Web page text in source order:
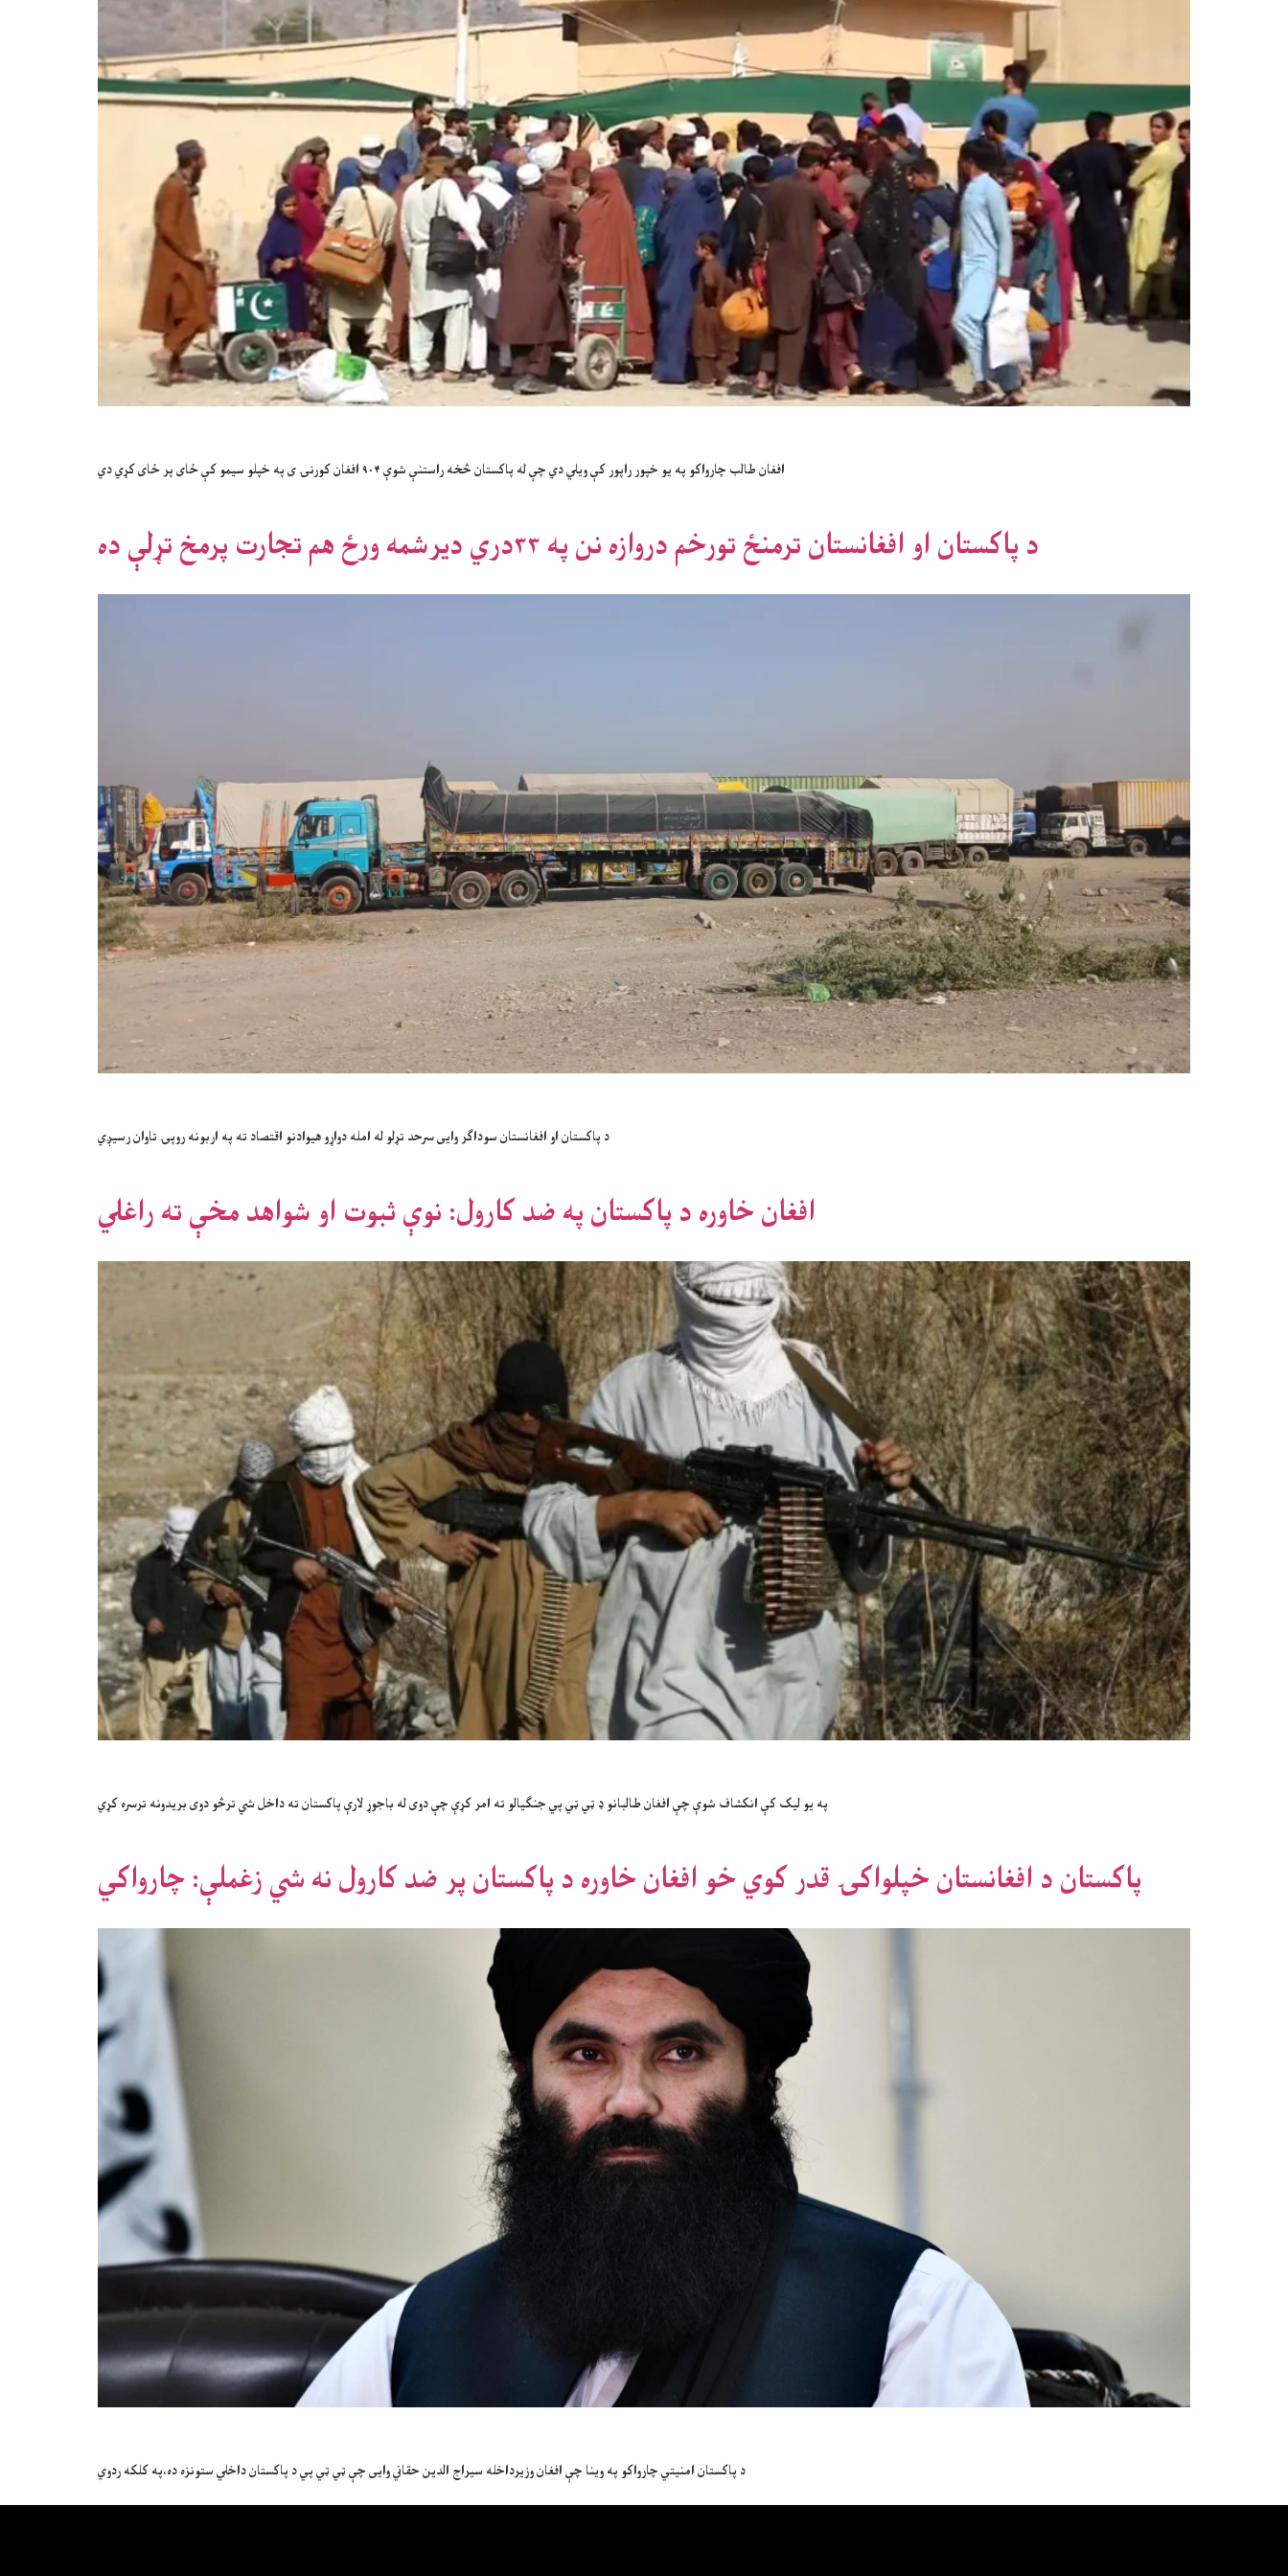
افغان طالب چارواکو په یو خپور راپور کې ویلي دي چې له پاکستان څخه راستنې شوې ۹۰۴ افغان کورنۍ ی په خپلو سیمو کې ځای پر ځای کړي دي
د پاکستان او افغانستان ترمنځ تورخم دروازه نن په ۳۳دري دیرشمه ورځ هم تجارت پرمخ تړلې ده
د پاکستان او افغانستان سوداګر وایی سرحد تړلو له امله دواړو هیوادنو اقتصاد ته په اربونه روپۍ تاوان رسیږي
افغان خاوره د پاکستان په ضد کارول: نوې ثبوت او شواهد مخې ته راغلي
په یو لیک کې انکشاف شوې چې افغان طالبانو ډ ټي ټي پي جنګیالو ته امر کړې چې دوی له باجوړ لارې پاکستان ته داخل شي ترڅو دوی بریدونه ترسره کړي
پاکستان د افغانستان خپلواکۍ قدر کوي خو افغان خاوره د پاکستان پر ضد کارول نه شي زغملې: چارواکي
د پاکستان امنیتي چارواکو په وینا چې افغان وزیرداخله سیراج الدین حقاني وایی چې ټي ټي پي د پاکستان داخلي ستونزه ده،په کلکه ردوي